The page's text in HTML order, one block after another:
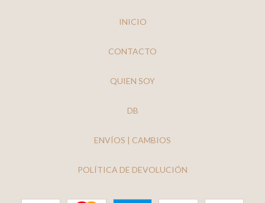
INICIO
CONTACTO
QUIEN SOY
DB
ENVÍOS | CAMBIOS
POLÍTICA DE DEVOLUCIÓN